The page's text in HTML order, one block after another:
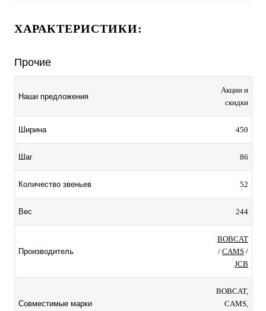
ХАРАКТЕРИСТИКИ:
Прочие
Наши предложения
Акции и
скидки
Ширина 450
Шаг 86
Количество звеньев 52
Вес 244
Производитель
BOBCAT
/ CAMS /
JCB
Совместимые марки
BOBCAT,
CAMS,